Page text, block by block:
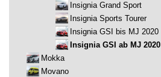
Insignia Grand Sport
Insignia Sports Tourer
Insignia GSI bis MJ 2020
Insignia GSI ab MJ 2020
Mokka
Movano